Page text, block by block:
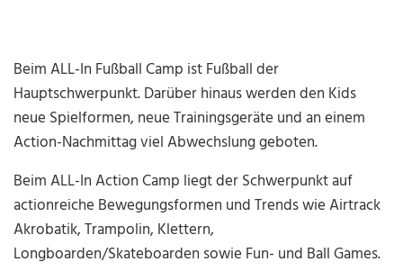
Beim ALL-In Fußball Camp ist Fußball der
Hauptschwerpunkt. Darüber hinaus werden den Kids
neue Spielformen, neue Trainingsgeräte und an einem
Action-Nachmittag viel Abwechslung geboten.
Beim ALL-In Action Camp liegt der Schwerpunkt auf
actionreiche Bewegungsformen und Trends wie Airtrack
Akrobatik, Trampolin, Klettern,
Longboarden/Skateboarden sowie Fun- und Ball Games.